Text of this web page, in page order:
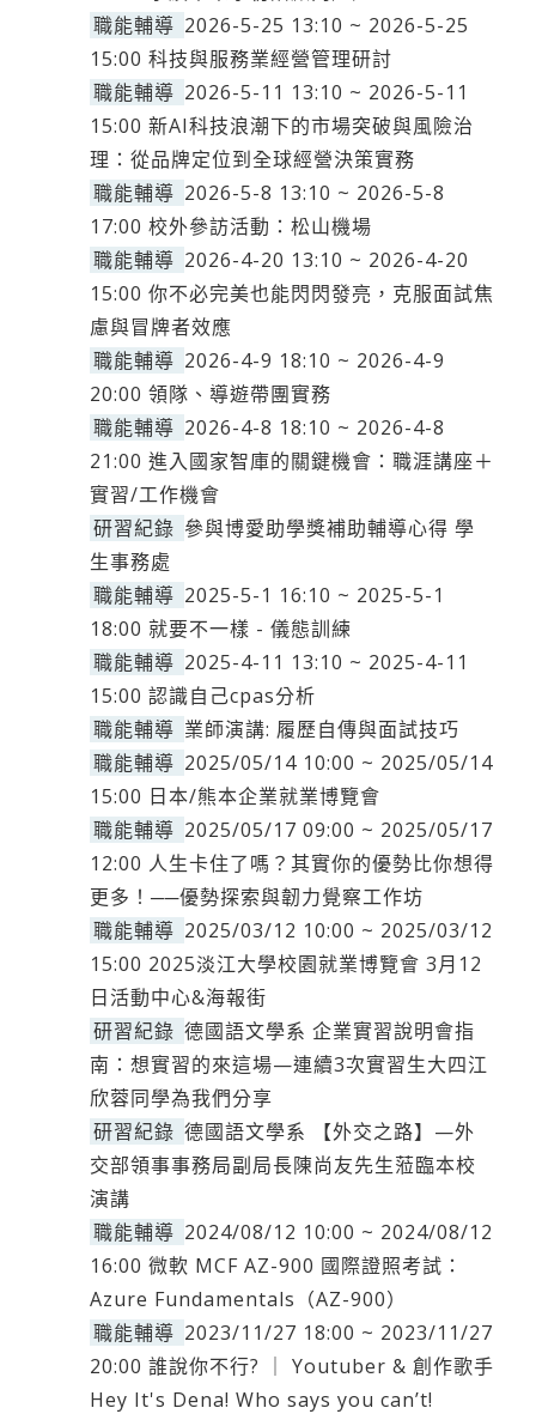
職能輔導 2026-5-25 13:10 ~ 2026-5-25
15:00 科技與服務業經營管理研討
職能輔導 2026-5-11 13:10 ~ 2026-5-11
15:00 新AI科技浪潮下的市場突破與風險治
理：從品牌定位到全球經營決策實務
職能輔導 2026-5-8 13:10 ~ 2026-5-8
17:00 校外參訪活動：松山機場
職能輔導 2026-4-20 13:10 ~ 2026-4-20
15:00 你不必完美也能閃閃發亮，克服面試焦
慮與冒牌者效應
職能輔導 2026-4-9 18:10 ~ 2026-4-9
20:00 領隊、導遊帶團實務
職能輔導 2026-4-8 18:10 ~ 2026-4-8
21:00 進入國家智庫的關鍵機會：職涯講座＋
實習/工作機會
研習紀錄 參與博愛助學獎補助輔導心得 學
生事務處
職能輔導 2025-5-1 16:10 ~ 2025-5-1
18:00 就要不一樣 - 儀態訓練
職能輔導 2025-4-11 13:10 ~ 2025-4-11
15:00 認識自己cpas分析
職能輔導 業師演講: 履歷自傳與面試技巧
職能輔導 2025/05/14 10:00 ~ 2025/05/14
15:00 日本/熊本企業就業博覽會
職能輔導 2025/05/17 09:00 ~ 2025/05/17
12:00 人生卡住了嗎？其實你的優勢比你想得
更多！──優勢探索與韌力覺察工作坊
職能輔導 2025/03/12 10:00 ~ 2025/03/12
15:00 2025淡江大學校園就業博覽會 3月12
日活動中心&海報街
研習紀錄 德國語文學系 企業實習說明會指
南：想實習的來這場—連續3次實習生大四江
欣蓉同學為我們分享
研習紀錄 德國語文學系 【外交之路】—外
交部領事事務局副局長陳尚友先生蒞臨本校
演講
職能輔導 2024/08/12 10:00 ~ 2024/08/12
16:00 微軟 MCF AZ-900 國際證照考試：
Azure Fundamentals（AZ-900）
職能輔導 2023/11/27 18:00 ~ 2023/11/27
20:00 誰說你不行? ｜ Youtuber & 創作歌手
Hey It's Dena! Who says you can’t!